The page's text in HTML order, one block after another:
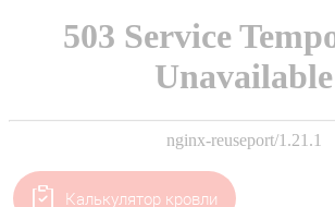
Калькулятор кровли